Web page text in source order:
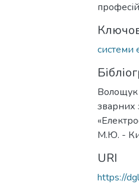
системи
Волощук
зварних
М.Ю. -
URI
https://